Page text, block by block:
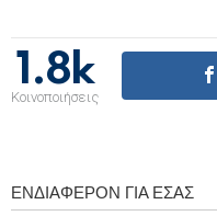
1.8k
Κοινοποιήσεις